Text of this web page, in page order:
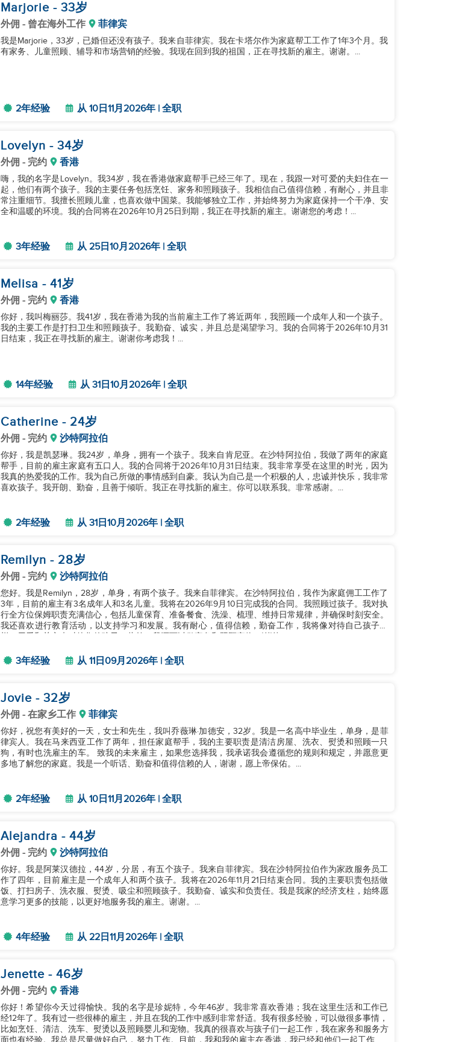
Marjorie - 33岁
外佣 - 曾在海外工作 菲律宾
我是Marjorie，33岁，已婚但还没有孩子。我来自菲律宾。我在卡塔尔作为家庭帮工工作了1年3个月。我
有家务、儿童照顾、辅导和市场营销的经验。我现在回到我的祖国，正在寻找新的雇主。谢谢。...
2年经验 从 10日11月2026年 | 全职
Lovelyn - 34岁
外佣 - 完约 香港
嗨，我的名字是Lovelyn。我34岁，我在香港做家庭帮手已经三年了。现在，我跟一对可爱的夫妇住在一
起，他们有两个孩子。我的主要任务包括烹饪、家务和照顾孩子。我相信自己值得信赖，有耐心，并且非
常注重细节。我擅长照顾儿童，也喜欢做中国菜。我能够独立工作，并始终努力为家庭保持一个干净、安
全和温暖的环境。我的合同将在2026年10月25日到期，我正在寻找新的雇主。谢谢您的考虑！...
3年经验 从 25日10月2026年 | 全职
Melisa - 41岁
外佣 - 完约 香港
你好，我叫梅丽莎。我41岁，我在香港为我的当前雇主工作了将近两年，我照顾一个成年人和一个孩子。
我的主要工作是打扫卫生和照顾孩子。我勤奋、诚实，并且总是渴望学习。我的合同将于2026年10月31
日结束，我正在寻找新的雇主。谢谢你考虑我！...
14年经验 从 31日10月2026年 | 全职
Catherine - 24岁
外佣 - 完约 沙特阿拉伯
你好，我是凯瑟琳。我24岁，单身，拥有一个孩子。我来自肯尼亚。在沙特阿拉伯，我做了两年的家庭
帮手，目前的雇主家庭有五口人。我的合同将于2026年10月31日结束。我非常享受在这里的时光，因为
我真的热爱我的工作。我为自己所做的事情感到自豪。我认为自己是一个积极的人，忠诚并快乐，我非常
喜欢孩子。我开朗、勤奋，且善于倾听。我正在寻找新的雇主。你可以联系我。非常感谢。...
2年经验 从 31日10月2026年 | 全职
Remilyn - 28岁
外佣 - 完约 沙特阿拉伯
您好。我是Remilyn，28岁，单身，有两个孩子。我来自菲律宾。在沙特阿拉伯，我作为家庭佣工工作了
3年，目前的雇主有3名成年人和3名儿童。我将在2026年9月10日完成我的合同。我照顾过孩子。我对执
行全方位保姆职责充满信心，包括儿童保育、准备餐食、洗澡、梳理、维持日常规律，并确保时刻安全。
我还喜欢进行教育活动，以支持学习和发展。我有耐心，值得信赖，勤奋工作，我将像对待自己孩子一
3年经验 从 11日09月2026年 | 全职
Jovie - 32岁
外佣 - 在家乡工作 菲律宾
你好，祝您有美好的一天，女士和先生，我叫乔薇琳·加德安，32岁。我是一名高中毕业生，单身，是菲
律宾人。我在马来西亚工作了两年，担任家庭帮手，我的主要职责是清洁房屋、洗衣、熨烫和照顾一只
狗，有时也洗雇主的车。 致我的未来雇主，如果您选择我，我承诺我会遵循您的规则和规定，并愿意更
多地了解您的家庭。我是一个听话、勤奋和值得信赖的人，谢谢，愿上帝保佑。...
2年经验 从 10日11月2026年 | 全职
Alejandra - 44岁
外佣 - 完约 沙特阿拉伯
你好。我是阿莱汉德拉，44岁，分居，有五个孩子。我来自菲律宾。我在沙特阿拉伯作为家政服务员工
作了四年，目前雇主是一个成年人和两个孩子。我将在2026年11月21日结束合同。我的主要职责包括做
饭、打扫房子、洗衣服、熨烫、吸尘和照顾孩子。我勤奋、诚实和负责任。我是我家的经济支柱，始终愿
意学习更多的技能，以更好地服务我的雇主。谢谢。...
4年经验 从 22日11月2026年 | 全职
Jenette - 46岁
外佣 - 完约 香港
你好！希望你今天过得愉快。我的名字是珍妮特，今年46岁。我非常喜欢香港；我在这里生活和工作已
经12年了。我有过一些很棒的雇主，并且在我的工作中感到非常舒适。我有很多经验，可以做很多事情，
比如烹饪、清洁、洗车、熨烫以及照顾婴儿和宠物。我真的很喜欢与孩子们一起工作，我在家务和服务方